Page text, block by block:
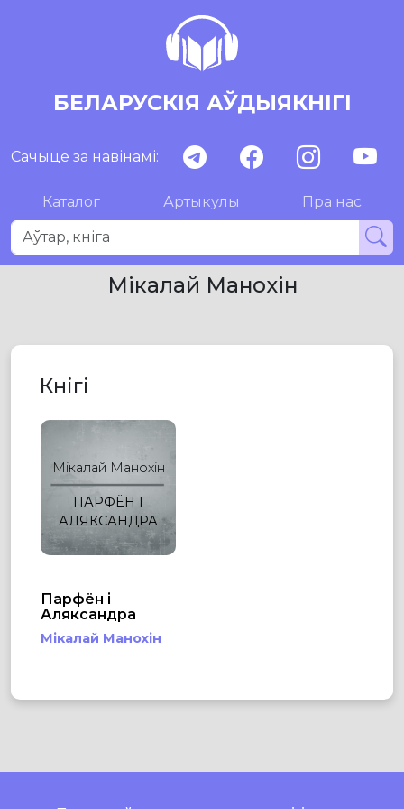
БЕЛАРУСКІЯ АЎДЫЯКНІГІ
Сачыце за навінамі:
Каталог Артыкулы Пра нас
Мікалай Манохін
Кнігі
Мікалай Манохін
ПАРФЁН І
АЛЯКСАНДРА
Парфён і
Аляксандра
Мікалай Манохін